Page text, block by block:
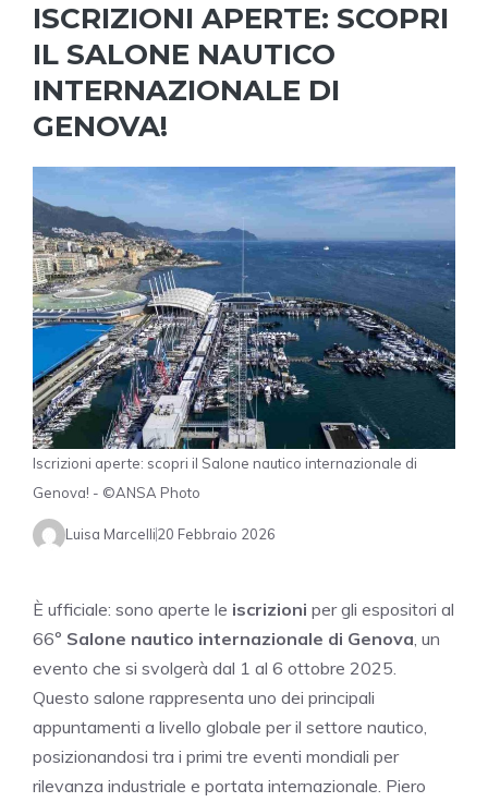
ISCRIZIONI APERTE: SCOPRI
IL SALONE NAUTICO
INTERNAZIONALE DI
GENOVA!
Iscrizioni aperte: scopri il Salone nautico internazionale di
Genova! - ©ANSA Photo
Luisa Marcelli20 Febbraio 2026
È ufficiale: sono aperte le iscrizioni per gli espositori al
66° Salone nautico internazionale di Genova , un
evento che si svolgerà dal 1 al 6 ottobre 2025.
Questo salone rappresenta uno dei principali
appuntamenti a livello globale per il settore nautico,
posizionandosi tra i primi tre eventi mondiali per
rilevanza industriale e portata internazionale. Piero